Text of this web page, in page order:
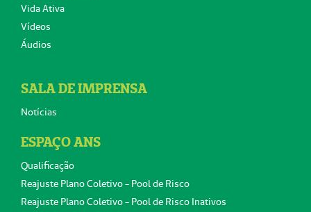
Vida Ativa
Vídeos
Áudios
SALA DE IMPRENSA
Notícias
ESPAÇO ANS
Qualificação
Reajuste Plano Coletivo - Pool de Risco
Reajuste Plano Coletivo - Pool de Risco Inativos